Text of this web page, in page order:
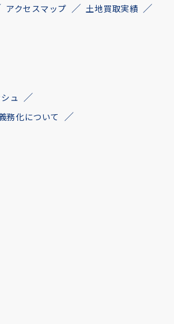
アクセスマップ
土地買取実績
ュ
務化について